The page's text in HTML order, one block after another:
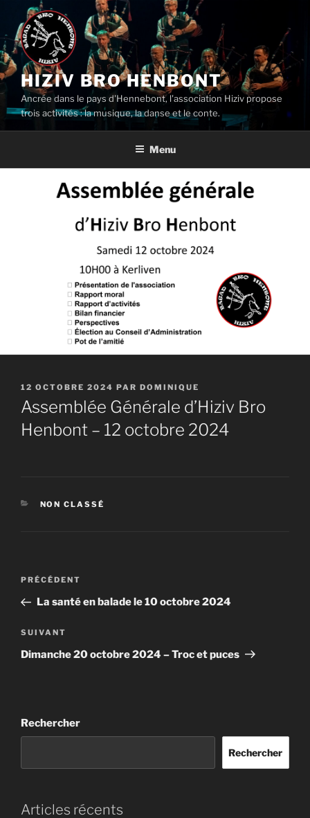
contenu
principal
HIZIV BRO HENBONT
Ancrée dans le pays d'Hennebont, l'association Hiziv propose
trois activités : la musique, la danse et le conte.
Menu
PUBLIÉ
LE
12 OCTOBRE 2024 PAR DOMINIQUE
Assemblée Générale d’Hiziv Bro
Henbont – 12 octobre 2024
CATÉGORIES
NON CLASSÉ
Navigation
l’article
Article
précédent
PRÉCÉDENT
La santé en balade le 10 octobre 2024
Article
suivant
SUIVANT
Dimanche 20 octobre 2024 – Troc et puces
Rechercher
Rechercher
Articles récents